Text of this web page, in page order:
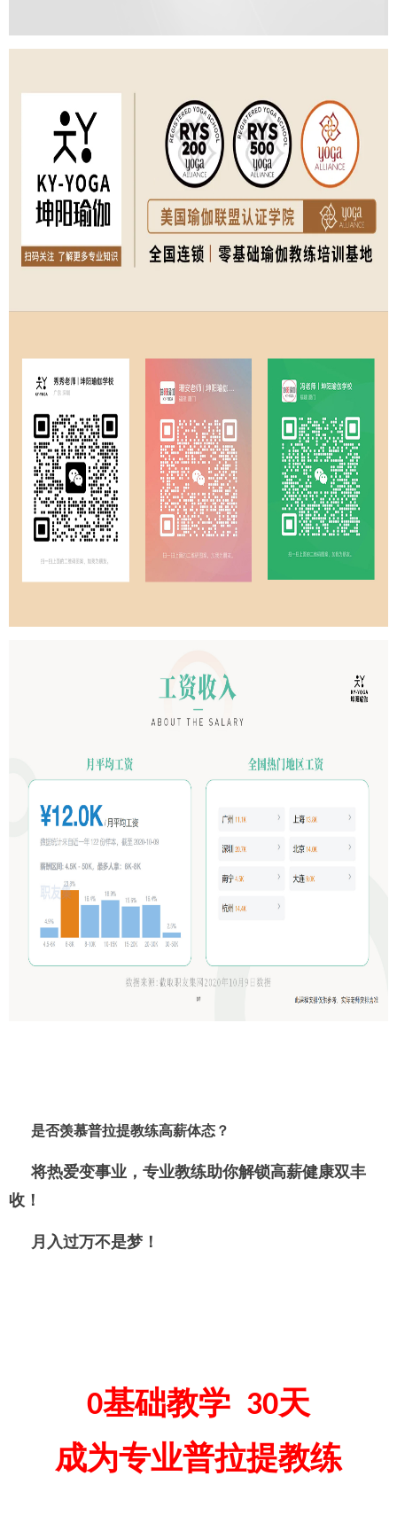
是否羡慕普拉提教练高薪体态？
将热爱变事业，专业教练助你解锁高薪健康双丰
收！
月入过万不是梦！
0基础教学 30天
成为专业普拉提教练